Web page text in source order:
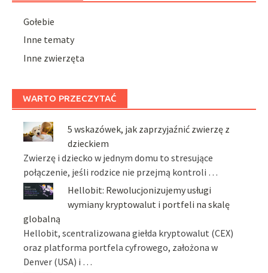
Gołebie
Inne tematy
Inne zwierzęta
WARTO PRZECZYTAĆ
5 wskazówek, jak zaprzyjaźnić zwierzę z
dzieckiem
Zwierzę i dziecko w jednym domu to stresujące
połączenie, jeśli rodzice nie przejmą kontroli …
Hellobit: Rewolucjonizujemy usługi
wymiany kryptowalut i portfeli na skalę
globalną
Hellobit, scentralizowana giełda kryptowalut (CEX)
oraz platforma portfela cyfrowego, założona w
Denver (USA) i …